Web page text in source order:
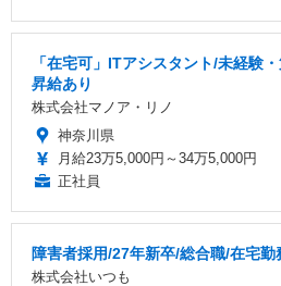
「在宅可」ITアシスタント/未経験
昇給あり
株式会社マノア・リノ
神奈川県
月給23万5,000円～34万5,000円
正社員
障害者採用/27年新卒/総合職/在宅勤
株式会社いつも